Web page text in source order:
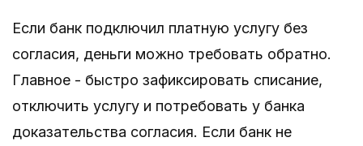
Если банк подключил платную услугу без
согласия, деньги можно требовать обратно.
Главное - быстро зафиксировать списание,
отключить услугу и потребовать у банка
доказательства согласия. Если банк не